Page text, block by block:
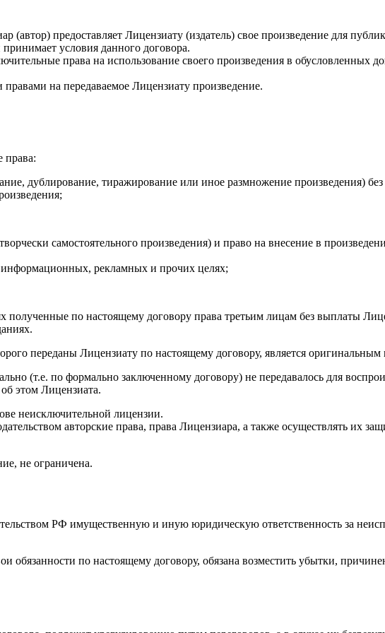
(автор) предоставляет Лицензиату (издатель) свое произведение для
условия данного договора.
права на использование своего произведения в обусловленных
на передаваемое Лицензиату произведение.
права:
дублирование, тиражирование или иное размножение произведения)
самостоятельного произведения) и право на внесение в
рекламных и прочих целях;
по настоящему договору права третьим лицам без выплаты
переданы Лицензиату по настоящему договору, является оригинальным
(т.е. по формально заключенному договору) не передавалось для
этом Лицензиата.
неисключительной лицензии.
авторские права, права Лицензиара, а также осуществлять их
не ограничена.
РФ имущественную и иную юридическую ответственность за
по настоящему договору, обязана возместить убытки,